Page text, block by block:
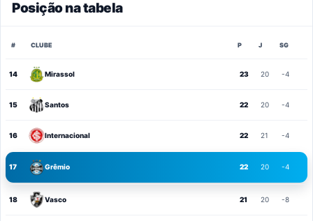
Posição na tabela
# CLUBE P J SG
14 Mirassol 23 20 -4
15 Santos 22 20 -4
16 Internacional 22 21 -4
17 Grêmio 22 20 -4
18 Vasco 21 20 -8